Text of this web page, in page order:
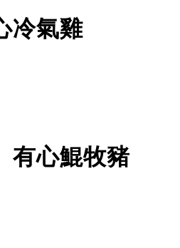
冷氣雞
有心鯤牧豬